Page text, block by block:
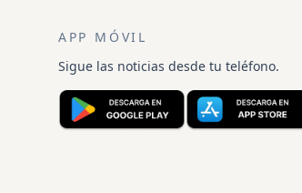
APP MÓVIL
Sigue las noticias desde tu teléfono.